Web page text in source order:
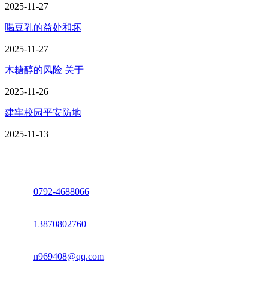
2025-11-27
喝豆乳的益处和坏
2025-11-27
木糖醇的风险 关于
2025-11-26
建牢校园平安防地
2025-11-13
0792-4688066
13870802760
n969408@qq.com